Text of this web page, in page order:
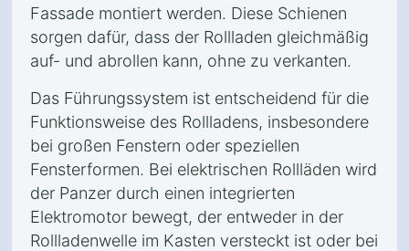
Fassade montiert werden. Diese Schienen
sorgen dafür, dass der Rollladen gleichmäßig
auf- und abrollen kann, ohne zu verkanten.
Das Führungssystem ist entscheidend für die
Funktionsweise des Rollladens, insbesondere
bei großen Fenstern oder speziellen
Fensterformen. Bei elektrischen Rollläden wird
der Panzer durch einen integrierten
Elektromotor bewegt, der entweder in der
Rollladenwelle im Kasten versteckt ist oder bei